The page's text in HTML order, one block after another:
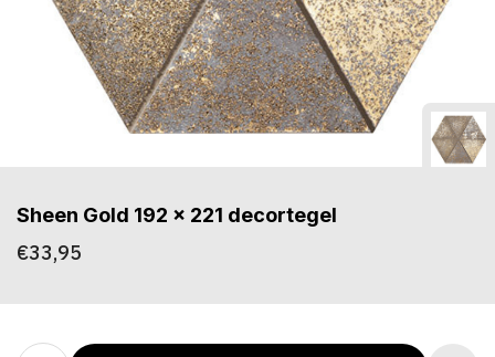
Sheen Gold 192 x 221 decortegel
€33,95